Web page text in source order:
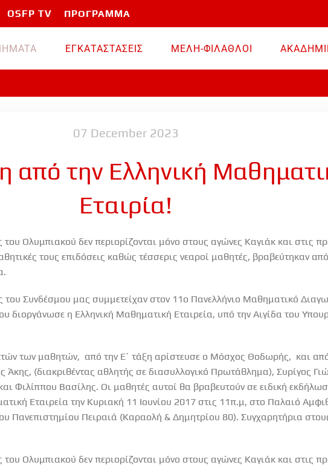
OSFP TV ΠΡΟΓΡΑΜΜΑ
ΕΓΚΑΤΑΣΤΑΣΕΙΣ ΜΕΛΗ-ΦΙΛΑΘΛΟΙ
07 December 2023
από την Ελληνική
Εταιρία!
του Ολυμπιακού δεν περιορίζονται μόνο στους αγώνες Καγιάκ και στις
τους επιδόσεις καθώς τέσσερις νεαροί μαθητές, βραβεύτηκαν
του Συνδέσμου μας συμμετείχαν στον 11ο Πανελλήνιο Μαθηματικό
διοργάνωσε η Ελληνική Μαθηματική Εταιρεία, υπό την Αιγίδα του
των μαθητών, από την Ε΄ τάξη αρίστευσε ο Μόσχος Θοδωρής, και από
Άκης, (διακριθέντας αθλητής σε διασυλλογικό Πρωτάθλημα), Συρίγος
Φιλίππου Βασίλης. Οι μαθητές αυτοί θα βραβευτούν σε ειδική
Εταιρεία την Κυριακή 11 Ιουνίου 2017 στις 11π.μ, στο Παλαιό
Πανεπιστημίου Πειραιά (Καραολή & Δημητρίου 80). Συγχαρητήρια
του Ολυμπιακού δεν περιορίζονται μόνο στους αγώνες Καγιάκ και στις